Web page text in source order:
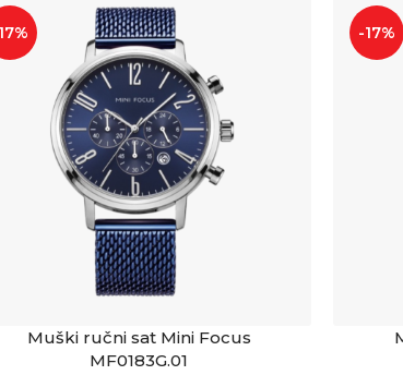
Muški ručni sat Mini Focus
MF0183G.01
-17%